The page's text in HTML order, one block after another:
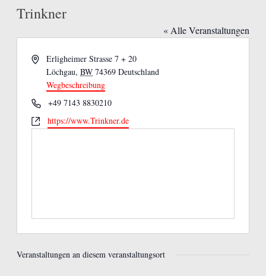
Trinkner
« Alle Veranstaltungen
AdresseErligheimer Strasse 7 + 20
Löchgau, BW 74369 Deutschland
Wegbeschreibung
Telefon+49 7143 8830210
Webseitehttps://www.Trinkner.de
Veranstaltungen an diesem veranstaltungsort